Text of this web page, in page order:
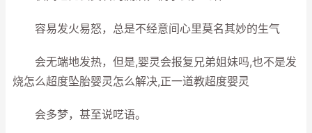
容易发火易怒，总是不经意间心里莫名其妙的生气
会无端地发热，但是,婴灵会报复兄弟姐妹吗,也不是发
烧怎么超度坠胎婴灵怎么解决,正一道教超度婴灵
会多梦，甚至说呓语。